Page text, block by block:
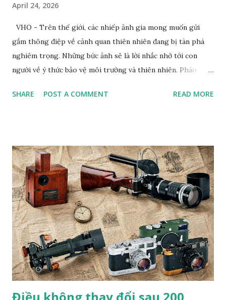
April 24, 2026
VHO - Trên thế giới, các nhiếp ảnh gia mong muốn gửi
gắm thông điệp về cảnh quan thiên nhiên đang bị tàn phá
nghiêm trọng. Những bức ảnh sẽ là lời nhắc nhở tới con
người về ý thức bảo vệ môi trường và thiên nhiên. Pháo
Dolomites. Ảnh: Zed Nelson/Institute Khi nhiếp ảnh gia
pastel. Nhiếp ảnh gia đến từ London này không nói "hoàn
hảo" theo nghĩa "được vẽ một cách điêu luyện"; mà là ẩn dụ
hoàn hảo cho mối quan hệ lý tưởng giữa con người và thiên
nhiên. Bức tranh gợi nhớ đến một tác phẩm nghệ thuật
khác: Chú hổ con đang chơi đùa với mẹ. Đây là tác phẩm của
họa sĩ trường phái lãng mạn người Pháp Eugene Delacroix,
người đã sử dụng một chú hổ nuôi nhốt tại sở thú và chú
mèo cưng của mình làm mẫu. "Trường phái lãng mạn trong
hội h...
SHARE POST A COMMENT READ MORE